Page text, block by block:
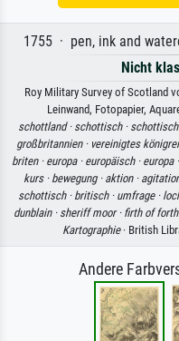
1755 · pen, ink and
Nicht
Roy Military Survey of Scotland
Leinwand, Fotopapier,
schottland · schottisch ·
großbritannien · vereinigtes
briten · europa · europäisch · europa ·
kurs · bewegung · aktion ·
schottisch · britisch · umfrage ·
dunblain · sheriff moor · firth of forth
Kartographie· British
Andere